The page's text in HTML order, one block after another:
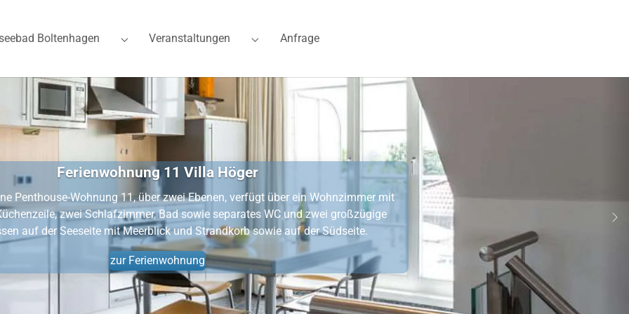
"Ferienwohnungen"
Boltenhagen
Submenu for "Ostseebad Boltenhagen"
Veranstaltungen
Submenu for "Veranstaltungen"
Anfrage
Ferienwohnung 11 Villa Höger
Penthouse-Wohnung 11, über zwei Ebenen, verfügt über ein Wohnzimmer mit
zwei Schlafzimmer, Bad sowie separates WC und zwei großzügige
auf der Seeseite mit Meerblick und Strandkorb sowie auf der Südseite.
zur Ferienwohnung